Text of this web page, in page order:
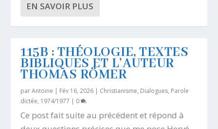
EN SAVOIR PLUS
115B : THÉOLOGIE, TEXTES
BIBLIQUES ET L’AUTEUR
THOMAS RÖMER
parAntoine | Fév 16, 2026 | Christianisme, Dialogues, Parole
dictée, 1974/1977 | 0
Ce post fait suite au précédent et répond à